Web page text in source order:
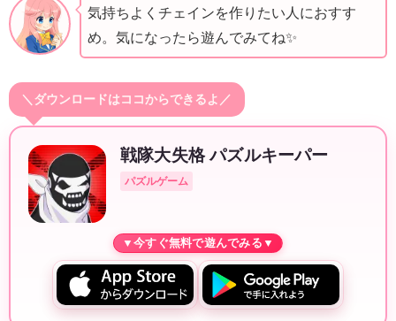
気持ちよくチェインを作りたい人におすす
め。気になったら遊んでみてね✨️
＼ダウンロードはココからできるよ／
戦隊大失格 パズルキーパー
パズルゲーム